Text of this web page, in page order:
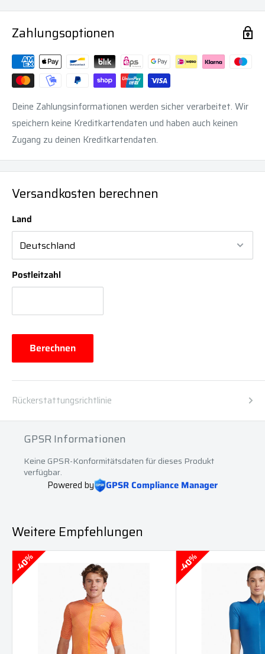
Zahlungsoptionen
Deine Zahlungsinformationen werden sicher verarbeitet. Wir
speichern keine Kreditkartendaten und haben auch keinen
Zugang zu deinen Kreditkartendaten.
Versandkosten berechnen
Land
Postleitzahl
Berechnen
Rückerstattungsrichtlinie
GPSR Informationen
Keine GPSR-Konformitätsdaten für dieses Produkt
verfügbar.
Powered by GPSR Compliance Manager
Weitere Empfehlungen
40% 40%